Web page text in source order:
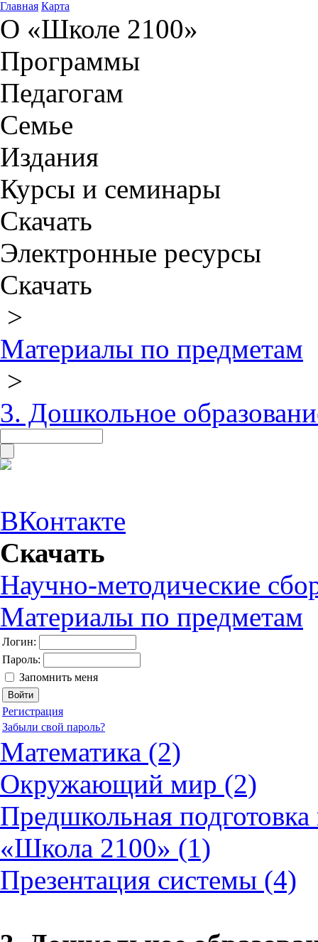
Главная Карта
О «Школе 2100»
Программы
Педагогам
Семье
Издания
Курсы и семинары
Скачать
Электронные ресурсы
Скачать
>
Материалы по предметам
>
3. Дошкольное
ВКонтакте
Скачать
Научно-методические
Материалы по предметам
Логин:
Пароль:
Запомнить меня
Регистрация
Забыли свой пароль?
Математика (2)
Окружающий мир (2)
Предшкольная
«Школа 2100» (1)
Презентация системы (4)